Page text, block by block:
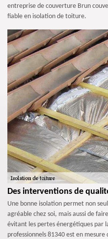
entreprise de couverture Brun
fiable en isolation de toiture.
Des interventions de
Une bonne isolation permet non
agréable chez soi, mais aussi de
évitant les pertes énergétiques par
professionnels 81340 est en mesure